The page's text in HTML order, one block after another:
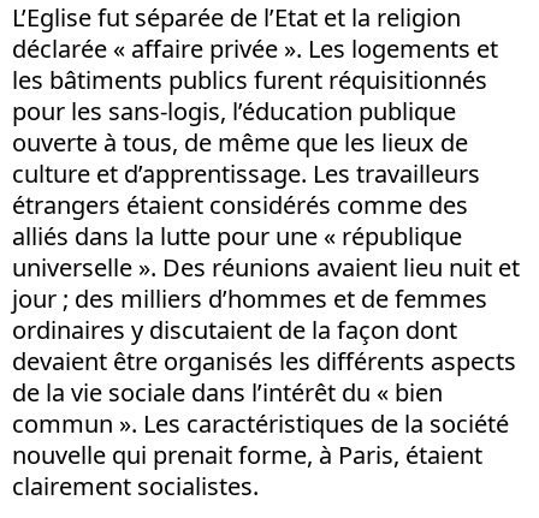
L’Eglise fut séparée de l’Etat et la religion
déclarée « affaire privée ». Les logements et
les bâtiments publics furent réquisitionnés
pour les sans-logis, l’éducation publique
ouverte à tous, de même que les lieux de
culture et d’apprentissage. Les travailleurs
étrangers étaient considérés comme des
alliés dans la lutte pour une « république
universelle ». Des réunions avaient lieu nuit et
jour ; des milliers d’hommes et de femmes
ordinaires y discutaient de la façon dont
devaient être organisés les différents aspects
de la vie sociale dans l’intérêt du « bien
commun ». Les caractéristiques de la société
nouvelle qui prenait forme, à Paris, étaient
clairement socialistes.